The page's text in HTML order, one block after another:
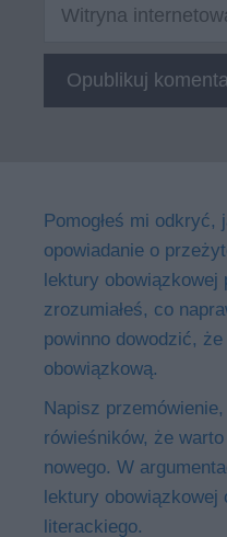
Pomogłeś mi
opowiadanie o
lektury
zrozumiałeś, co
powinno dowodzić,
obowiązkową.
Napisz
rówieśników, że
nowego. W
lektury obowiązkowej
literackiego.